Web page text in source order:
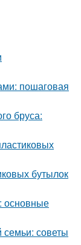
пошаговая
бруса:
бутылок
основные
семьи: советы